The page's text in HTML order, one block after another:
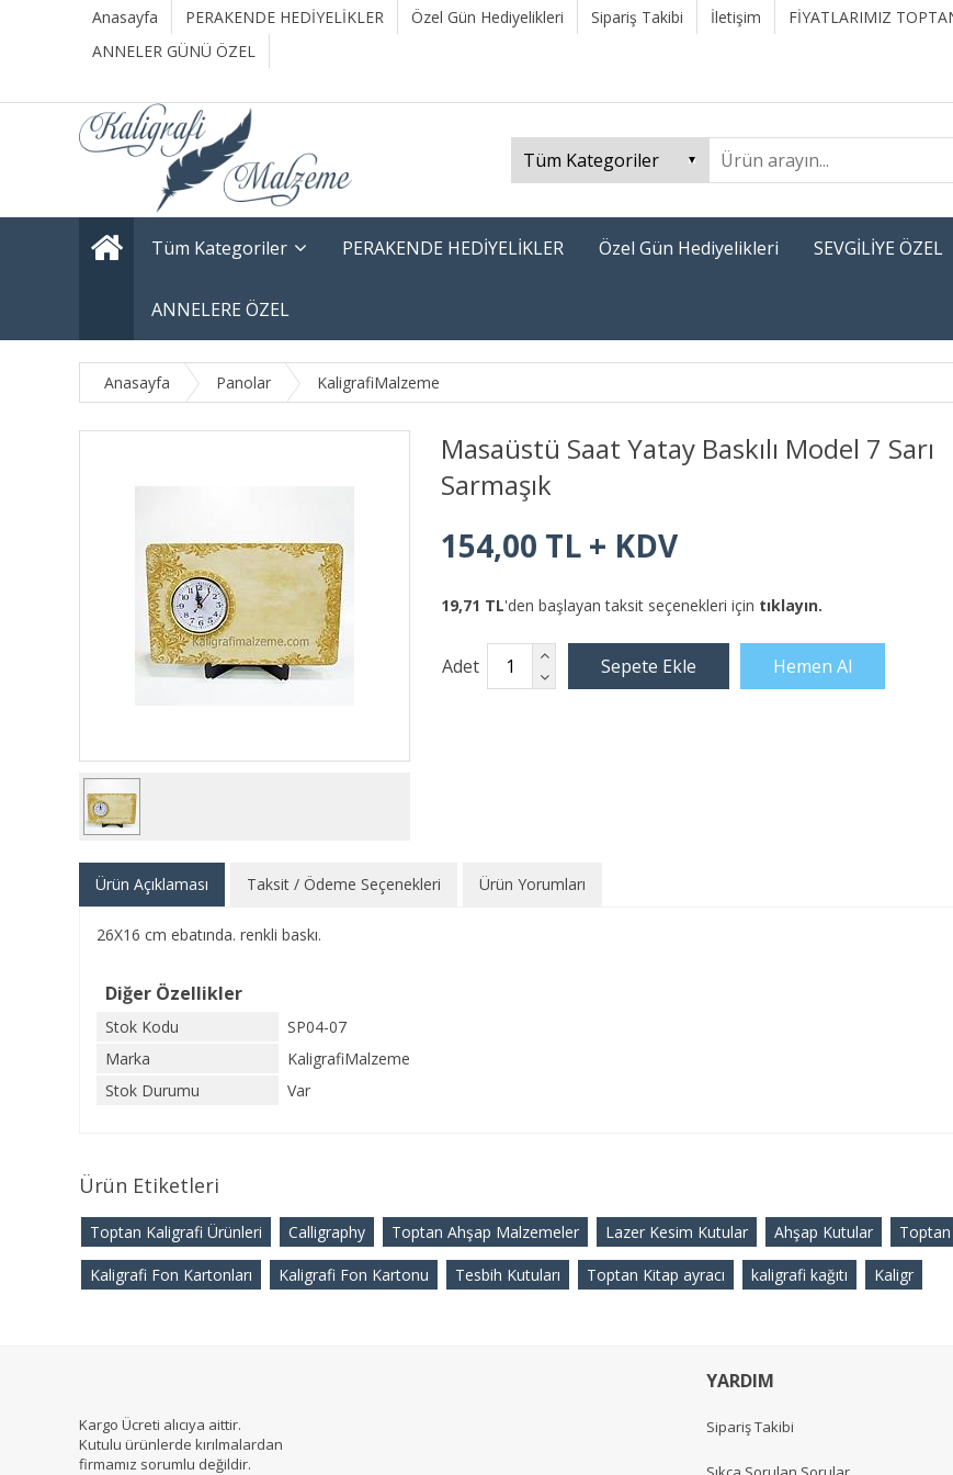
Anasayfa PERAKENDE HEDİYELİKLER Özel Gün Hediyelikleri Sipariş Takibi İletişim FİYATLARIMIZ
ANNELER GÜNÜ ÖZEL
Tüm Kategoriler PERAKENDE HEDİYELİKLER Özel Gün Hediyelikleri SEVGİLİYE ÖZEL
ANNELERE ÖZEL
Anasayfa Panolar KaligrafiMalzeme
Masaüstü Saat Yatay Baskılı Model 7 Sarı
Sarmaşık
154,00 TL + KDV
19,71 TL'den başlayan taksit seçenekleri için tıklayın.
Adet
Ürün Açıklaması Taksit / Ödeme Seçenekleri Ürün Yorumları
26X16 cm ebatında. renkli baskı.
Diğer Özellikler
Stok Kodu
SP04-07
Marka
KaligrafiMalzeme
Stok Durumu
Var
Ürün Etiketleri
Toptan Kaligrafi Ürünleri Calligraphy Toptan Ahşap Malzemeler Lazer Kesim Kutular Ahşap Kutular
Kaligrafi Fon Kartonları Kaligrafi Fon Kartonu Tesbih Kutuları Toptan Kitap ayracı kaligrafi kağıtı Kaligr
Kargo Ücreti alıcıya aittir.
Kutulu ürünlerde kırılmalardan
firmamız sorumlu değildir.
YARDIM
Sipariş Takibi